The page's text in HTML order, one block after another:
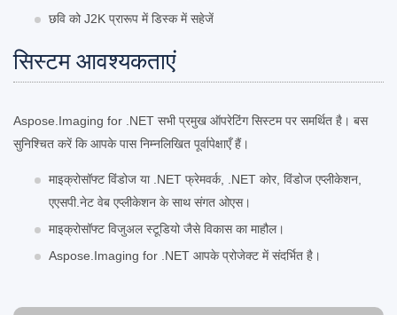
छवि को J2K प्रारूप में डिस्क में सहेजें
सिस्टम आवश्यकताएं
Aspose.Imaging for .NET सभी प्रमुख ऑपरेटिंग सिस्टम पर समर्थित है। बस
सुनिश्चित करें कि आपके पास निम्नलिखित पूर्वापेक्षाएँ हैं।
माइक्रोसॉफ्ट विंडोज या .NET फ्रेमवर्क, .NET कोर, विंडोज एप्लीकेशन,
एएसपी.नेट वेब एप्लीकेशन के साथ संगत ओएस।
माइक्रोसॉफ्ट विजुअल स्टूडियो जैसे विकास का माहौल।
Aspose.Imaging for .NET आपके प्रोजेक्ट में संदर्भित है।